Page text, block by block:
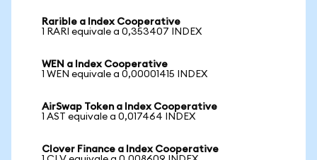
Rarible a Index Cooperative
1 RARI equivale a 0,353407 INDEX
WEN a Index Cooperative
1 WEN equivale a 0,00001415 INDEX
AirSwap Token a Index Cooperative
1 AST equivale a 0,017464 INDEX
Clover Finance a Index Cooperative